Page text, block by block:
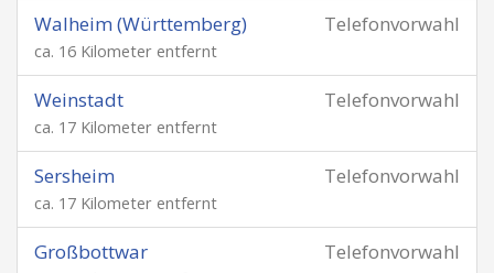
Telefonvorwahl
Walheim (Württemberg)
ca. 16 Kilometer entfernt
Telefonvorwahl
Weinstadt
ca. 17 Kilometer entfernt
Telefonvorwahl
Sersheim
ca. 17 Kilometer entfernt
Telefonvorwahl
Großbottwar